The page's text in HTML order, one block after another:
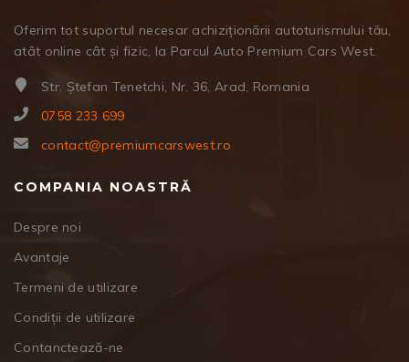
Oferim tot suportul necesar achiziționării autoturismului tău,
atât online cât și fizic, la Parcul Auto Premium Cars West.
Str. Ștefan Tenetchi, Nr. 36, Arad, Romania
0758 233 699
contact@premiumcarswest.ro
COMPANIA NOASTRĂ
Despre noi
Avantaje
Termeni de utilizare
Condiții de utilizare
Contanctează-ne